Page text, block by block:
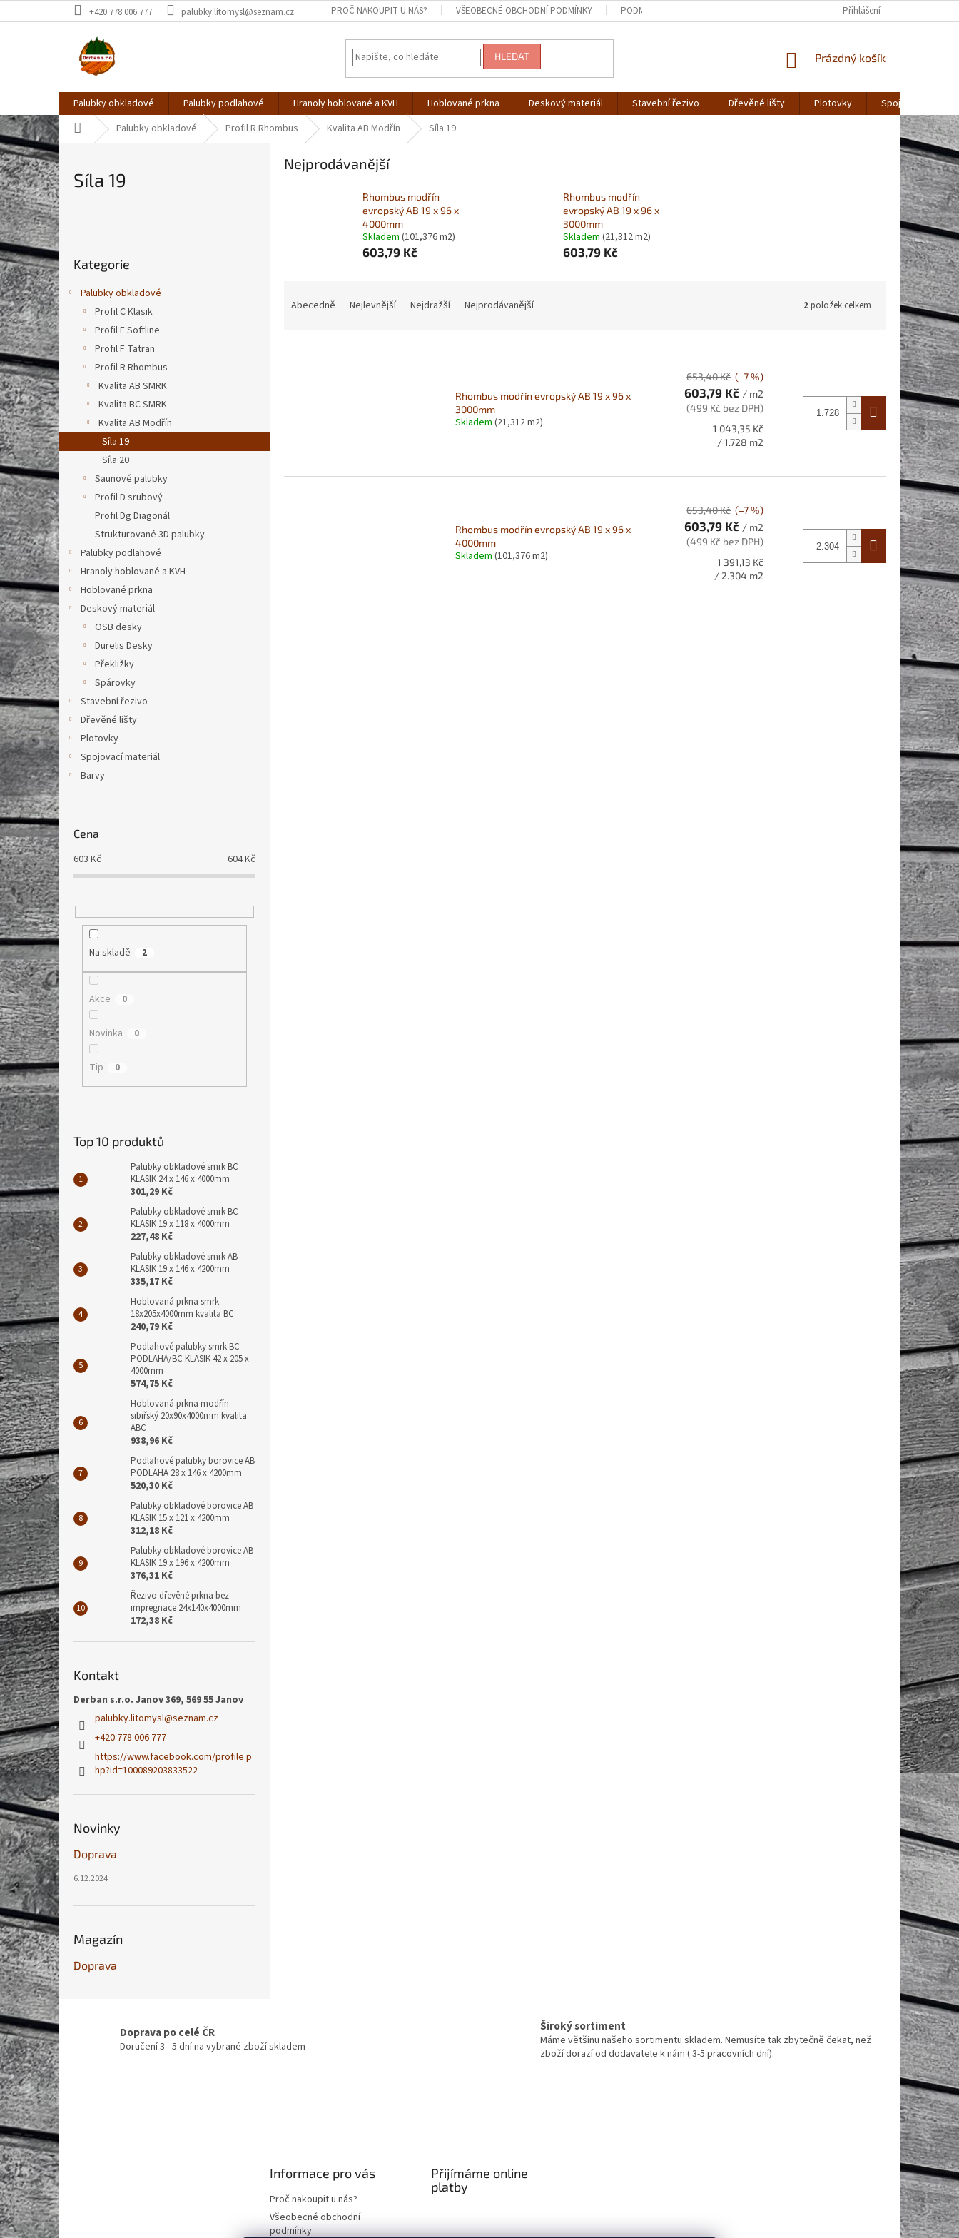
na
+420 778 006 777 palubky.litomysl@seznam.cz PROČ NAKOUPIT U NÁS? VŠEOBECNÉ OBCHODNÍ PODMÍNKY PODMÍNKY OCHRANY OSOBNÍCH ÚDAJŮ Přihlášení
HLEDAT
NÁKUPNÍ
Prázdný košík
Palubky obkladové Palubky podlahové Hranoly hoblované a KVH Hoblované prkna Deskový materiál Stavební řezivo Dřevěné lišty Plotovky
Spojovací
Domů Palubky obkladové Profil R Rhombus Kvalita AB Modřín Síla 19
Síla 19
P
o
s
t
r
a
n
n
í
p
a
n
e
l
kategorie
Kategorie
Palubky obkladové
Profil C Klasik
Profil E Softline
Profil F Tatran
Profil R Rhombus
Kvalita AB SMRK
Kvalita BC SMRK
Kvalita AB Modřín
Síla 19
Síla 20
Saunové palubky
Profil D srubový
Profil Dg Diagonál
Strukturované 3D palubky
Palubky podlahové
Hranoly hoblované a KVH
Hoblované prkna
Deskový materiál
OSB desky
Durelis Desky
Překližky
Spárovky
Stavební řezivo
Dřevěné lišty
Plotovky
Spojovací materiál
Barvy
Cena
603 Kč 604Kč
Na skladě 2
Akce 0
Novinka 0
Tip 0
Top 10 produktů
Palubky obkladové smrk BC
KLASIK 24 x 146 x 4000mm
301,29 Kč
Palubky obkladové smrk BC
KLASIK 19 x 118 x 4000mm
227,48 Kč
Palubky obkladové smrk AB
KLASIK 19 x 146 x 4200mm
335,17 Kč
Hoblovaná prkna smrk
18x205x4000mm kvalita BC
240,79 Kč
Podlahové palubky smrk BC
PODLAHA/BC KLASIK 42 x 205 x
4000mm
574,75 Kč
Hoblovaná prkna modřín
sibiřský 20x90x4000mm kvalita
ABC
938,96 Kč
Podlahové palubky borovice AB
PODLAHA 28 x 146 x 4200mm
520,30 Kč
Palubky obkladové borovice AB
KLASIK 15 x 121 x 4200mm
312,18 Kč
Palubky obkladové borovice AB
KLASIK 19 x 196 x 4200mm
376,31 Kč
Řezivo dřevěné prkna bez
impregnace 24x140x4000mm
172,38 Kč
Kontakt
Derban s.r.o. Janov 369, 569 55 Janov
palubky.litomysl@seznam.cz
+420 778 006 777
https://www.facebook.com/profile.p
hp?id=100089203833522
Novinky
Doprava
6.12.2024
Magazín
Doprava
Nejprodávanější
Rhombus modřín
evropský AB 19 x 96 x
4000mm
Skladem (101,376 m2)
603,79 Kč
Rhombus modřín
evropský AB 19 x 96 x
3000mm
Skladem (21,312 m2)
603,79 Kč
t
Abecedně Nejlevnější Nejdražší Nejprodávanější 2položek celkem
d
Rhombus modřín evropský AB 19 x 96 x
3000mm
Skladem (21,312 m2)
653,40 Kč (–7 %)
603,79 Kč / m2
(499 Kč bez DPH)
Měrná
cena:
1 043,35 Kč
/ 1.728 m2
Rhombus modřín evropský AB 19 x 96 x
4000mm
Skladem (101,376 m2)
653,40 Kč (–7 %)
603,79 Kč / m2
(499 Kč bez DPH)
Měrná
cena:
1 391,13 Kč
/ 2.304 m2
Doprava po celé ČR
Doručení 3 - 5 dní na vybrané zboží skladem
Široký sortiment
Máme většinu našeho sortimentu skladem. Nemusíte tak zbytečně čekat, než
zboží dorazí od dodavatele k nám ( 3-5 pracovních dní).
Z
á
p
a
t
í
Informace pro vás
Proč nakoupit u nás?
Všeobecné obchodní
podmínky
Přijímáme online
platby